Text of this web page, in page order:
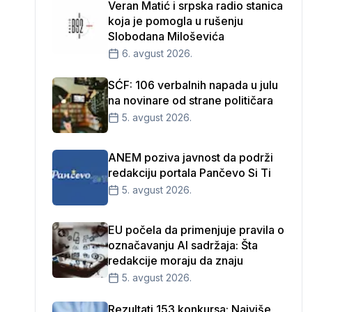
Veran Matić i srpska radio stanica
koja je pomogla u rušenju
Slobodana Miloševića
6. avgust 2026.
SĆF: 106 verbalnih napada u julu
na novinare od strane političara
5. avgust 2026.
ANEM poziva javnost da podrži
redakciju portala Pančevo Si Ti
5. avgust 2026.
EU počela da primenjuje pravila o
označavanju AI sadržaja: Šta
redakcije moraju da znaju
5. avgust 2026.
Rezultati 153 konkursa: Najviše